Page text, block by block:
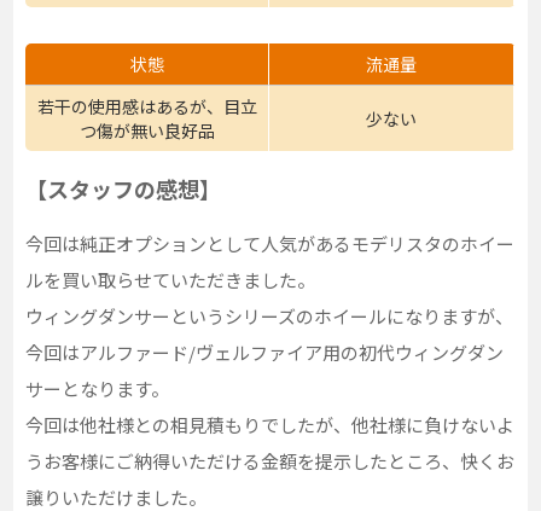
状態
流通量
若干の使用感はあるが、目立
つ傷が無い良好品
少ない
【スタッフの感想】
今回は純正オプションとして人気があるモデリスタのホイー
ルを買い取らせていただきました。
ウィングダンサーというシリーズのホイールになりますが、
今回はアルファード/ヴェルファイア用の初代ウィングダン
サーとなります。
今回は他社様との相見積もりでしたが、他社様に負けないよ
うお客様にご納得いただける金額を提示したところ、快くお
譲りいただけました。